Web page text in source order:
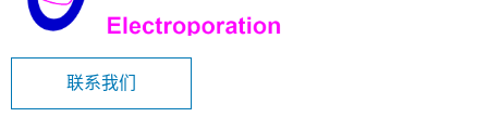
联系我们